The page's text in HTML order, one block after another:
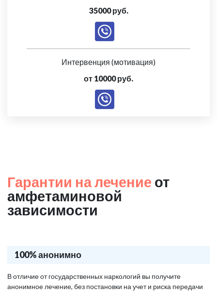
35000 руб.
Интервенция (мотивация)
от 10000 руб.
Гарантии на лечение от
амфетаминовой
зависимости
100% анонимно
В отличие от государственных наркологий вы получите
анонимное лечение, без постановки на учет и риска передачи